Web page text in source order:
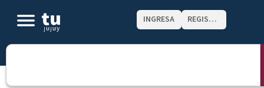
INGRESA REGISTRATE